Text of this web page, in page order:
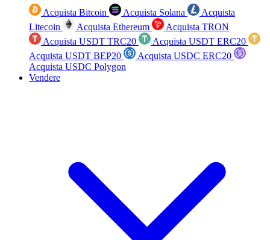
Acquista Bitcoin Acquista Solana
Acquista
Litecoin
Acquista Ethereum
Acquista TRON
Acquista USDT TRC20
Acquista USDT ERC20
Acquista USDT BEP20
Acquista USDC ERC20
Acquista USDC Polygon
Vendere